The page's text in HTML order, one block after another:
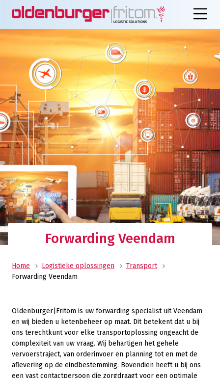
Forwarding Veendam
Home Logistieke oplossingen
Transport
Forwarding Veendam
Oldenburger|Fritom is uw forwarding specialist uit Veendam
en wij bieden u ketenbeheer op maat. Dit betekent dat u bij
ons terechtkunt voor elke transportoplossing ongeacht de
complexiteit van uw vraag. Wij behartigen het gehele
vervoerstraject, van orderinvoer en planning tot en met de
aflevering op de eindbestemming. Bovendien heeft u bij ons
een vast contactpersoon die zorgdraagt voor een optimale